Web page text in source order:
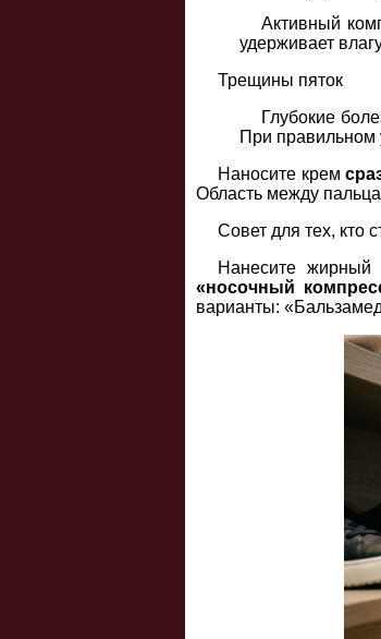
Активный
удерживает
Трещины пяток
Глубокие
При правильном
Наносите крем
Область между
Совет для тех, кто
Нанесите жирный
«носочный
варианты: